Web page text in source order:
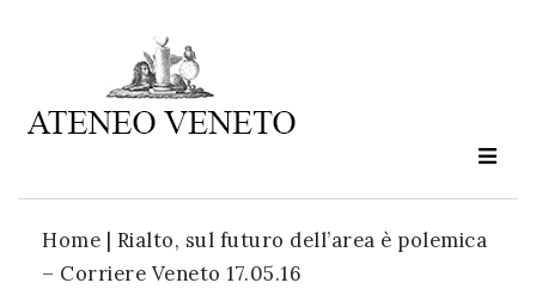
Home | Rialto, sul futuro dell’area è polemica
– Corriere Veneto 17.05.16
Ateneo
è
cultura